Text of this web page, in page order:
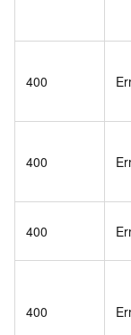
400
400
400
400